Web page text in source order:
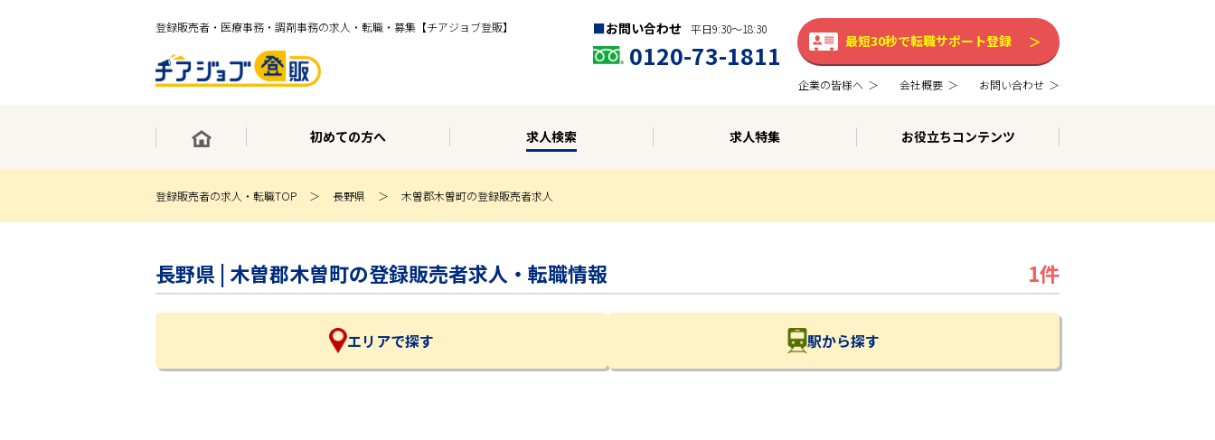
登録販売者・医療事務・調剤事務の求人・転職・募集【チアジョブ登販】 お問い合わせ 平日9:30〜18:30
0120-73-1811 最短30秒で転職サポート登録
企業の皆様へ 会社概要 お問い合わせ
初めての方へ 求人検索 求人特集 お役立ちコンテンツ
登録販売者の求人・転職TOP 長野県 木曽郡木曽町の登録販売者求人
長野県 | 木曽郡木曽町の登録販売者求人・転職情報 1件
エリアで探す 駅から探す